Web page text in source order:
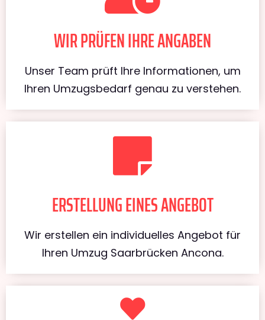
WIR PRÜFEN IHRE ANGABEN
Unser Team prüft Ihre Informationen, um
Ihren Umzugsbedarf genau zu verstehen.
ERSTELLUNG EINES ANGEBOT
Wir erstellen ein individuelles Angebot für
Ihren Umzug Saarbrücken Ancona.